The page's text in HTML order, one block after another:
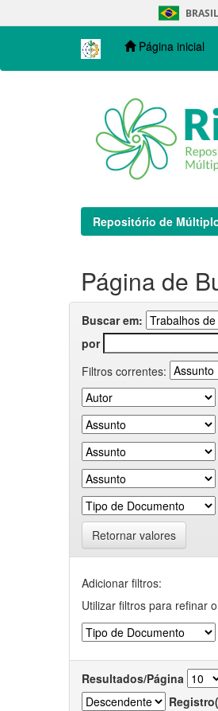
navigation
BRASIL
Página inicial
Repositório de
Página de
Buscar em:
por
Filtros correntes:
Retornar valores
Adicionar filtros:
Utilizar filtros para refinar
Resultados/Página